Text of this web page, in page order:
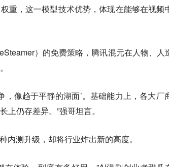
重，这一模型技术优势，体现在能够在视频
）的免费策略，腾讯混元在人物、
，像趋于平静的湖面’。基础能力上，各大厂
上仍存差异。”强哥坦言。
内测升级，却将行业炸出新的高度。